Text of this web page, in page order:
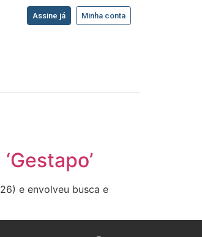
Assine já Minha conta
e envolveu busca e